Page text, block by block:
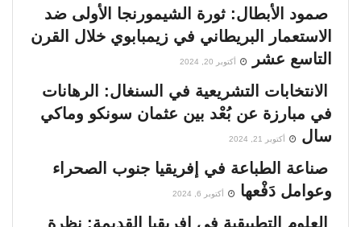
السنغال .. صراع القصر والشارع
اغتيار باتريس لومومبا.. الجريمة التي عادت تطارد
أوروبا بعد 65 عامًا
00:02:43
إفريقيا ومجلس الأمن .. معركة كسر الهيمنة
00:05:11
صمود الأبطال: ثورة الشيمورنجا الأولى ضد
الاستعمار البريطاني في زيمبابوي خلال القرن
التاسع عشر
أكتوبر 20, 2024
الانتخابات التشريعية في السنغال: الرهانات
في مبارزة عن بُعْد بين عثمان سونكو وماكي
سال
أكتوبر 21, 2024
صناعة الطباعة في إفريقيا جنوب الصحراء
وعوامل دَفْعها
أكتوبر 6, 2024
العلوم التطبيقية في إفريقيا القديمة: نظرة